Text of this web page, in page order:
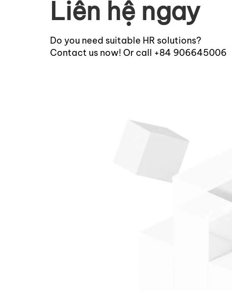
Liên hệ ngay
Do you need suitable HR solutions?
Contact us now! Or call +84 906645006